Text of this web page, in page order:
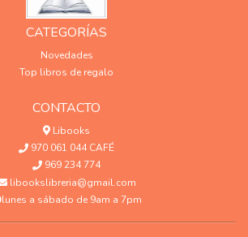
CATEGORÍAS
Novedades
Top libros de regalo
CONTACTO
Libooks
970 061 044 CAFÉ
969 234 774
libookslibreria@gmail.com
lunes a sábado de 9am a 7pm